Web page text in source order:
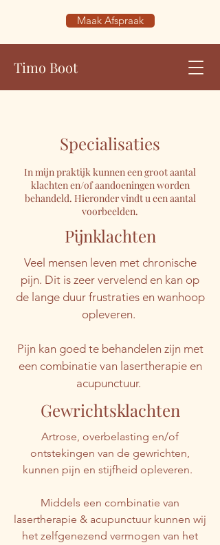
Timo Boot
Maak Afspraak
Specialisaties
In mijn praktijk kunnen een groot aantal
klachten en/of aandoeningen worden
behandeld. Hieronder vindt u een aantal
voorbeelden.
Pijnklachten
Veel mensen leven met chronische
pijn. Dit is zeer vervelend en kan op
de lange duur frustraties en wanhoop
opleveren.
Pijn kan goed te behandelen zijn met
een combinatie van lasertherapie en
acupunctuur.
Gewrichtsklachten
Artrose, overbelasting en/of
ontstekingen van de gewrichten,
kunnen pijn en stijfheid opleveren.
Middels een combinatie van
lasertherapie & acupunctuur kunnen wij
het zelfgenezend vermogen van het